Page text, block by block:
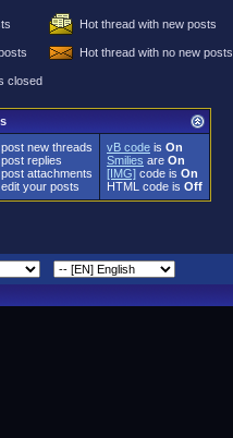
Hot thread with new posts
Hot thread with no new posts
closed
post new threads
post replies
post attachments
edit your posts
vB code is On
Smilies are On
[IMG] code is On
HTML code is Off